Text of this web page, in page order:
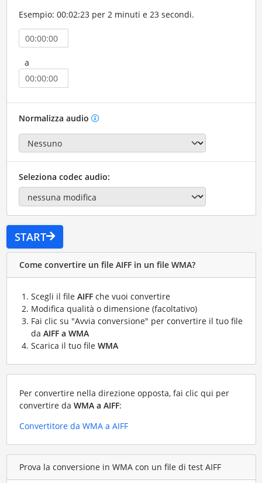
Esempio: 00:02:23 per 2 minuti e 23 secondi.
a
Normalizza audio
Seleziona codec audio:
START
Come convertire un file AIFF in un file WMA?
Scegli il file AIFFche vuoi convertire
Modifica qualità o dimensione (facoltativo)
Fai clic su "Avvia conversione" per convertire il tuo file
da AIFF a WMA
Scarica il tuo file WMA
Per convertire nella direzione opposta, fai clic qui per
convertire da WMA a AIFF:
Convertitore da WMA a AIFF
Prova la conversione in WMA con un file di test AIFF